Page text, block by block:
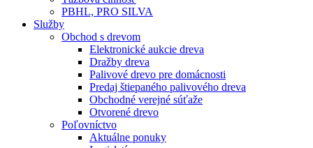
PBHL, PRO SILVA
Služby
Obchod s drevom
Elektronické aukcie dreva
Dražby dreva
Palivové drevo pre domácnosti
Predaj štiepaného palivového dreva
Obchodné verejné súťaže
Otvorené drevo
Poľovníctvo
Aktuálne ponuky